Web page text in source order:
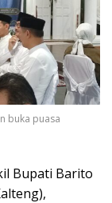
buka puasa
Bupati Barito